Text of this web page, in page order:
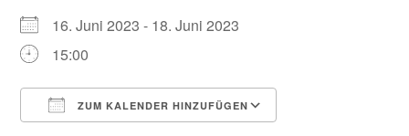
16. Juni 2023 - 18. Juni 2023
15:00
ZUM KALENDER HINZUFÜGEN